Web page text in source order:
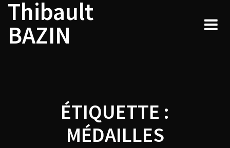
Skip
content
Thibault
BAZIN
ÉTIQUETTE :
MÉDAILLES